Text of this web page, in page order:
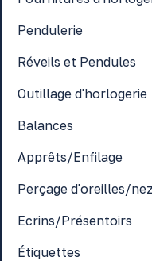
Pendulerie
Réveils et Pendules
Outillage d'horlogerie
Balances
Apprêts/Enfilage
Perçage d'oreilles/nez
Ecrins/Présentoirs
Étiquettes